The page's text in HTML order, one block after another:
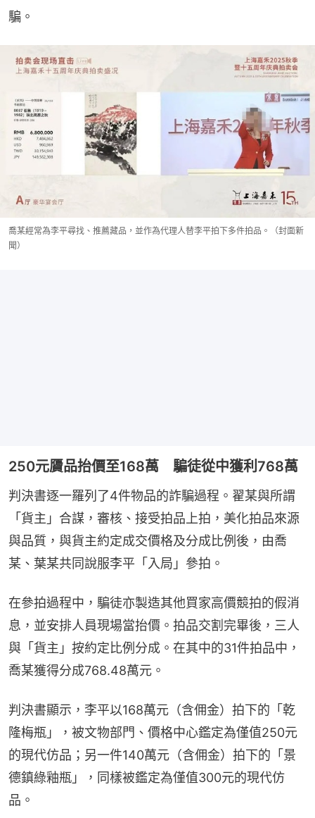
騙。
喬某經常為李平尋找、推薦藏品，並作為代理人替李平拍下多件拍品。（封面新
聞）
250元贗品抬價至168萬 騙徒從中獲利768萬
判決書逐一羅列了4件物品的詐騙過程。翟某與所謂
「貨主」合謀，審核、接受拍品上拍，美化拍品來源
與品質，與貨主約定成交價格及分成比例後，由喬
某、葉某共同說服李平「入局」參拍。
在參拍過程中，騙徒亦製造其他買家高價競拍的假消
息，並安排人員現場當抬價。拍品交割完畢後，三人
與「貨主」按約定比例分成。在其中的31件拍品中，
喬某獲得分成768.48萬元。
判決書顯示，李平以168萬元（含佣金）拍下的「乾
隆梅瓶」，被文物部門、價格中心鑑定為僅值250元
的現代仿品；另一件140萬元（含佣金）拍下的「景
德鎮綠釉瓶」，同樣被鑑定為僅值300元的現代仿
品。